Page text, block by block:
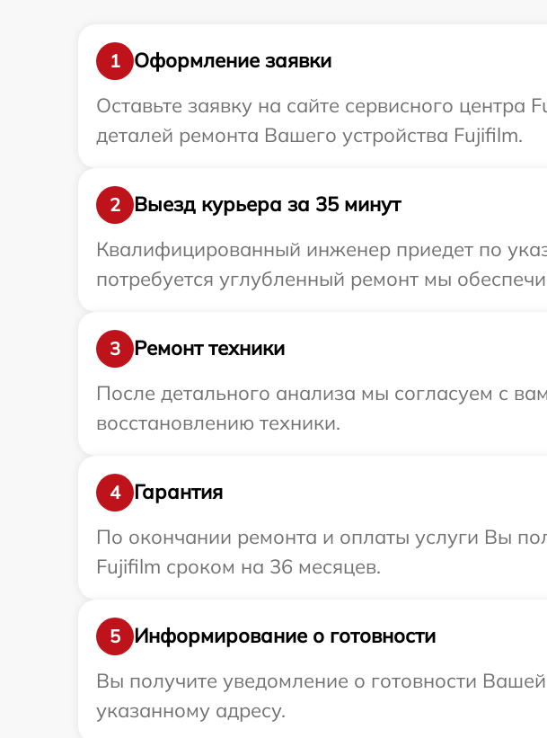
1
Оформление заявки
Оставьте заявку на сайте сервисного
деталей ремонта Вашего устройства Fujifilm.
2
Выезд курьера за 35 минут
Квалифицированный инженер приедет по
потребуется углубленный ремонт мы
3
Ремонт техники
После детального анализа мы согласуем с
восстановлению техники.
4
Гарантия
По окончании ремонта и оплаты услуги Вы
Fujifilm сроком на 36 месяцев.
5
Информирование о готовности
Вы получите уведомление о готовности
указанному адресу.